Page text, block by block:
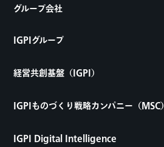
グループ会社
IGPIグループ
経営共創基盤（IGPI）
IGPIものづくり戦略カンパニー（MSC）
IGPI Digital Intelligence